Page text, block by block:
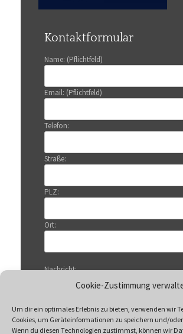
Cookie-Zustimmung
Um dir ein optimales Erlebnis zu bieten, verwenden wir
Cookies, um Geräteinformationen zu speichern und/
Wenn du diesen Technologien zustimmst, können wir
Kontaktformular
Name: (Pflichtfeld)
Email: (Pflichtfeld)
Telefon:
Straße:
PLZ:
Ort:
Nachricht: